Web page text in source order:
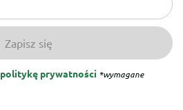
politykę prywatności *wymagane